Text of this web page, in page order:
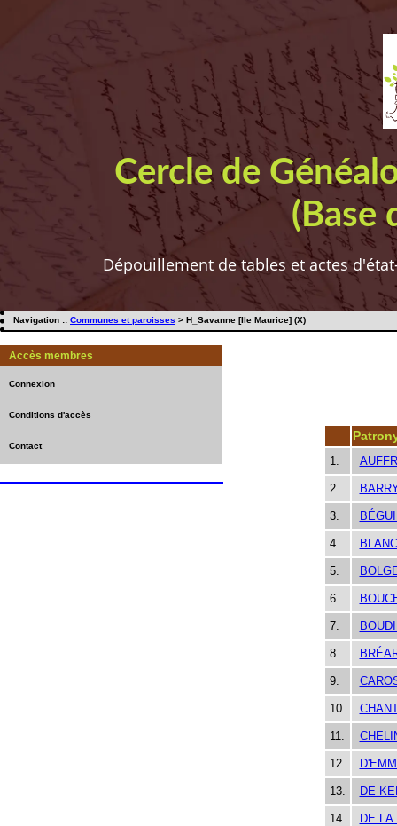
Cercle de
(Base
Dépouillement de tables et actes
Navigation :: Communes et paroisses > H_Savanne [Ile Maurice] (X)
Accès membres
Connexion
Conditions d'accès
Contact
1.
2.
3.
4.
5.
6.
7.
8.
9.
10.
11.
12.
13. DE
14. DE LA